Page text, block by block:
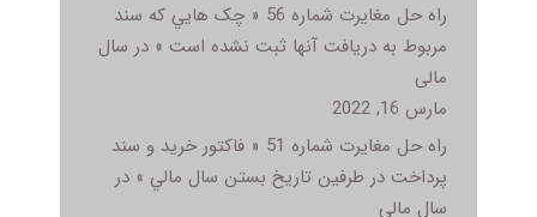
راه حل مغایرت شماره 56 « چک هايي که سند
مربوط به دريافت آنها ثبت نشده است » در سال
مالی
مارس 16, 2022
راه حل مغایرت شماره 51 « فاکتور خريد و سند
پرداخت در طرفين تاريخ بستن سال مالي » در
سال مالی